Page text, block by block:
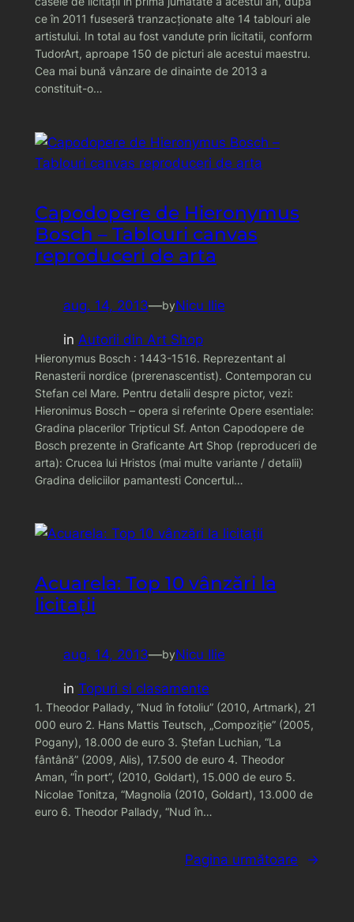
ce în 2011 fuseseră tranzacţionate alte 14 tablouri ale
artistului. In total au fost vandute prin licitatii, conform
TudorArt, aproape 150 de picturi ale acestui maestru.
Cea mai bună vânzare de dinainte de 2013 a
constituit-o…
Capodopere de Hieronymus
Bosch – Tablouri canvas
reproduceri de arta
aug. 14, 2013—byNicu Ilie
in Autorii din Art Shop
Hieronymus Bosch : 1443-1516. Reprezentant al
Renasterii nordice (prerenascentist). Contemporan cu
Stefan cel Mare. Pentru detalii despre pictor, vezi:
Hieronimus Bosch – opera si referinte Opere esentiale:
Gradina placerilor Tripticul Sf. Anton Capodopere de
Bosch prezente in Graficante Art Shop (reproduceri de
arta): Crucea lui Hristos (mai multe variante / detalii)
Gradina deliciilor pamantesti Concertul…
Acuarela: Top 10 vânzări la
licitaţii
aug. 14, 2013—byNicu Ilie
in Topuri si clasamente
1. Theodor Pallady, “Nud în fotoliu” (2010, Artmark), 21
000 euro 2. Hans Mattis Teutsch, „Compoziţie” (2005,
Pogany), 18.000 de euro 3. Ştefan Luchian, “La
fântână” (2009, Alis), 17.500 de euro 4. Theodor
Aman, “În port”, (2010, Goldart), 15.000 de euro 5.
Nicolae Tonitza, “Magnolia (2010, Goldart), 13.000 de
euro 6. Theodor Pallady, “Nud în…
Pagina următoare →